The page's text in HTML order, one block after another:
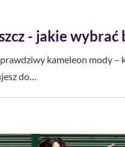
- jakie wybrać
prawdziwy kameleon mody –
do…